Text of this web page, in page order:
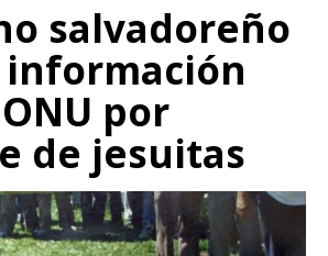
salvadoreño
por
de jesuitas